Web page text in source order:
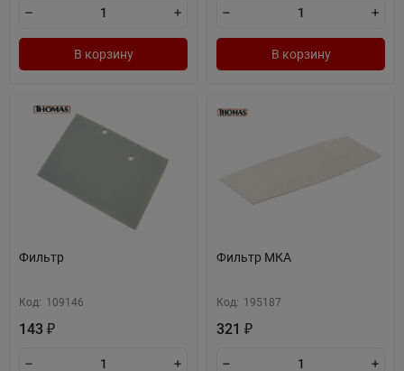
В корзину В корзину
Фильтр
Код: 109146
143 ₽
Фильтр МКА
Код: 195187
321 ₽